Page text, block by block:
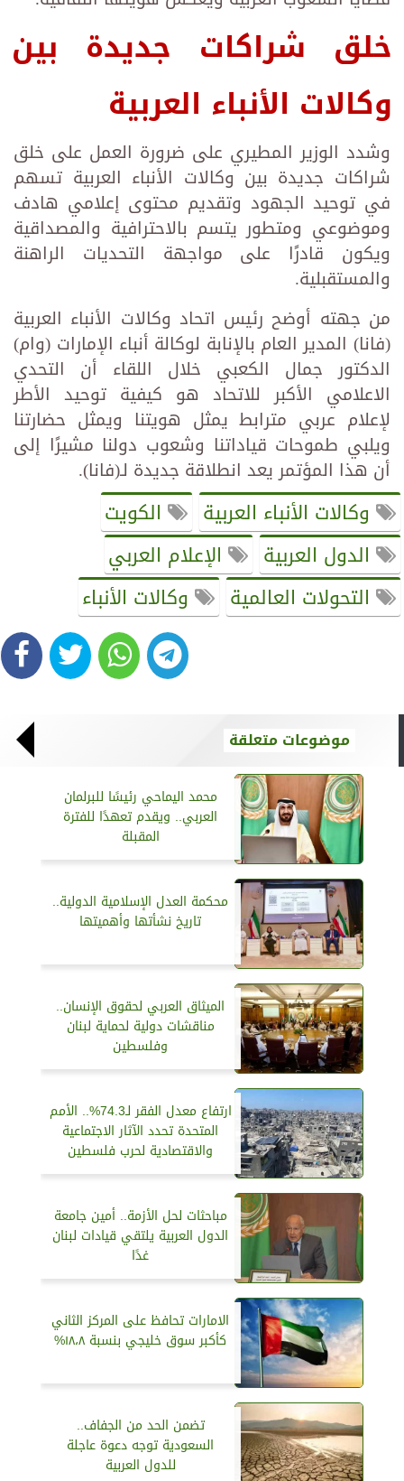
خلق شراكات جديدة بين
وكالات الأنباء العربية
وشدد الوزير المطيري على ضرورة العمل على خلق
شراكات جديدة بين وكالات الأنباء العربية تسهم
في توحيد الجهود وتقديم محتوى إعلامي هادف
وموضوعي ومتطور يتسم بالاحترافية والمصداقية
ويكون قادرًا على مواجهة التحديات الراهنة
والمستقبلية.
من جهته أوضح رئيس اتحاد وكالات الأنباء العربية
(فانا) المدير العام بالإنابة لوكالة أنباء الإمارات (وام)
الدكتور جمال الكعبي خلال اللقاء أن التحدي
الاعلامي الأكبر للاتحاد هو كيفية توحيد الأطر
لإعلام عربي مترابط يمثل هويتنا ويمثل حضارتنا
ويلبي طموحات قياداتنا وشعوب دولنا مشيرًا إلى
أن هذا المؤتمر يعد انطلاقة جديدة لـ(فانا).
وكالات الأنباء العربية
الكويت
الدول العربية
الإعلام العربي
التحولات العالمية
وكالات الأنباء
موضوعات متعلقة
محمد اليماحي رئيسًا للبرلمان
العربي.. ويقدم تعهدًا للفترة
المقبلة
محكمة العدل الإسلامية الدولية..
تاريخ نشأتها وأهميتها
الميثاق العربي لحقوق الإنسان..
مناقشات دولية لحماية لبنان
وفلسطين
ارتفاع معدل الفقر لـ74.3%.. الأمم
المتحدة تحدد الآثار الاجتماعية
والاقتصادية لحرب فلسطين
مباحثات لحل الأزمة.. أمين جامعة
الدول العربية يلتقي قيادات لبنان
غدًا
الامارات تحافظ على المركز الثاني
كأكبر سوق خليجي بنسبة ١٨،٨%
تضمن الحد من الجفاف..
السعودية توجه دعوة عاجلة
للدول العربية